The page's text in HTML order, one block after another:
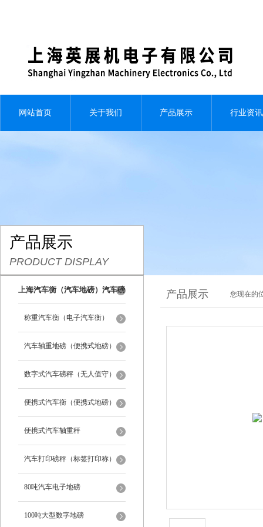
网站首页 关于我们 产品展示 行业资讯
产品展示
PRODUCT DISPLAY
上海汽车衡（汽车地磅）汽车磅
秤称重汽车衡（电子汽车衡）
汽车轴重地磅（便携式地磅）
数字式汽车磅秤（无人值守）
便携式汽车衡（便携式地磅）
便携式汽车轴重秤
汽车打印磅秤（标签打印称）
80吨汽车电子地磅
100吨大型数字地磅
产品展示 您现在的